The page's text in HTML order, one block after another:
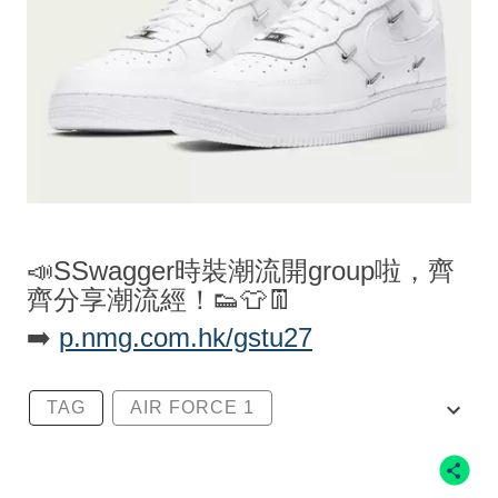
📣SSwagger時裝潮流開group啦，齊
齊分享潮流經！👟👕👖
➡️ p.nmg.com.hk/gstu27
TAG AIR FORCE 1